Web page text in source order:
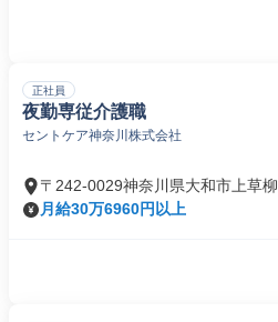
正社員
夜勤専従介護職
セントケア神奈川株式会社
〒242-0029神奈川県大和市上草柳
月給30万6960円以上